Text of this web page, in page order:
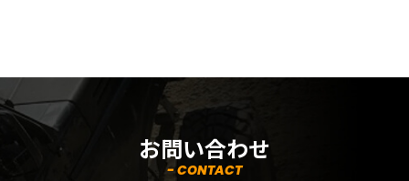
お問い合わせ
- CONTACT